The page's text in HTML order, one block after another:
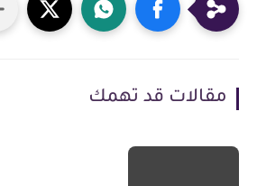
مقالات قد تهمك